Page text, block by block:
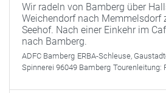
Wir radeln von Bamberg über
Weichendorf nach Memmelsdorf
Seehof. Nach einer Einkehr im
nach Bamberg.
ADFC Bamberg ERBA-Schleuse,
Spinnerei 96049 Bamberg Tourenleitung: